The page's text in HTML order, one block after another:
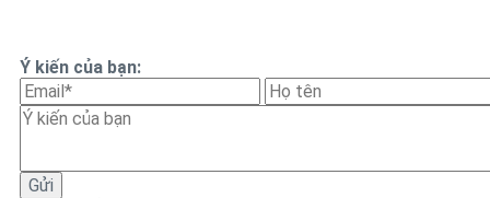
Ý kiến của bạn: